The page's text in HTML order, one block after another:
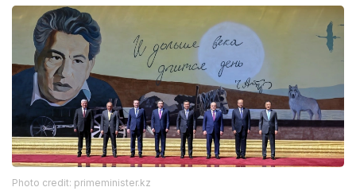
Photo credit: primeminister.kz